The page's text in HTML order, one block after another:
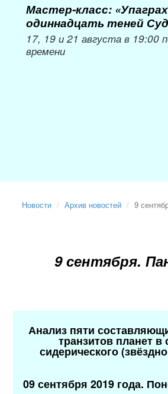
Мастер-класс:
одиннадцать теней
17, 19 и 21 августа в 19:00
времени
Новости Архив новостей 9
9 сентября.
Анализ пяти
транзитов планет в
сидерического
09 сентября 2019 года.